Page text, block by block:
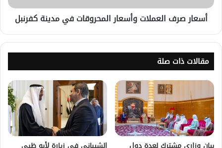
أسعار صرف العملات وأسعار المحروقات في مدينة كفرنبل
مقالات ذات صلة